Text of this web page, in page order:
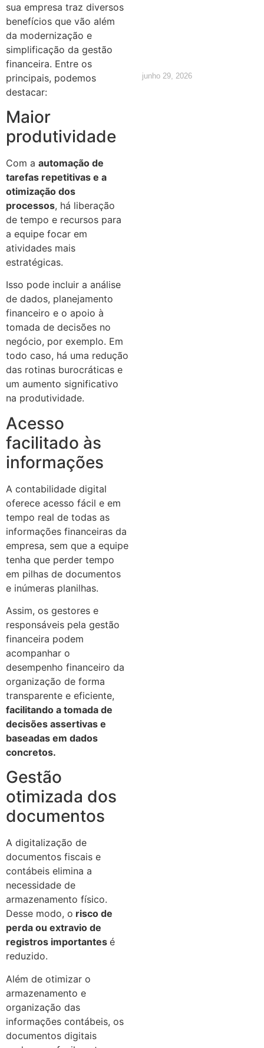
sua empresa traz diversos
benefícios que vão além
da modernização e
simplificação da gestão
financeira. Entre os
principais, podemos
destacar:
Maior
produtividade
Com a automação de
tarefas repetitivas e a
otimização dos
processos, há liberação
de tempo e recursos para
a equipe focar em
atividades mais
estratégicas.
Isso pode incluir a análise
de dados, planejamento
financeiro e o apoio à
tomada de decisões no
negócio, por exemplo. Em
todo caso, há uma redução
das rotinas burocráticas e
um aumento significativo
na produtividade.
Acesso
facilitado às
informações
A contabilidade digital
oferece acesso fácil e em
tempo real de todas as
informações financeiras da
empresa, sem que a equipe
tenha que perder tempo
em pilhas de documentos
e inúmeras planilhas.
Assim, os gestores e
responsáveis pela gestão
financeira podem
acompanhar o
desempenho financeiro da
organização de forma
transparente e eficiente,
facilitando a tomada de
decisões assertivas e
baseadas em dados
concretos.
Gestão
otimizada dos
documentos
A digitalização de
documentos fiscais e
contábeis elimina a
necessidade de
armazenamento físico.
Desse modo, o risco de
perda ou extravio de
registros importantes é
reduzido.
Além de otimizar o
armazenamento e
organização das
informações contábeis, os
documentos digitais
junho 29, 2026